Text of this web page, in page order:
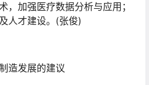
，加强医疗数据分析与应用；
人才建设。(张俊)
造发展的建议